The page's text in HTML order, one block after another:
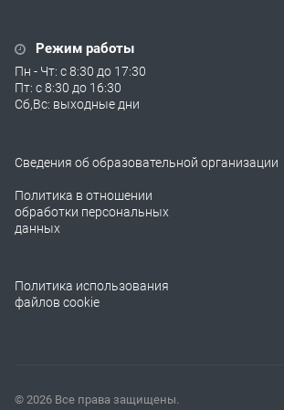
Режим работы
Пн - Чт: с 8:30 до 17:30
Пт: с 8:30 до 16:30
Сб,Вс: выходные дни
Сведения об образовательной организации
Политика в отношении
обработки персональных
данных
Политика использования
файлов cookie
© 2026 Все права защищены.